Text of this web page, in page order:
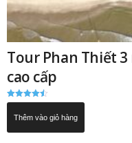
Tour Phan Thiết
cao cấp
Được xếp
4.50
Thêm vào giỏ hàng